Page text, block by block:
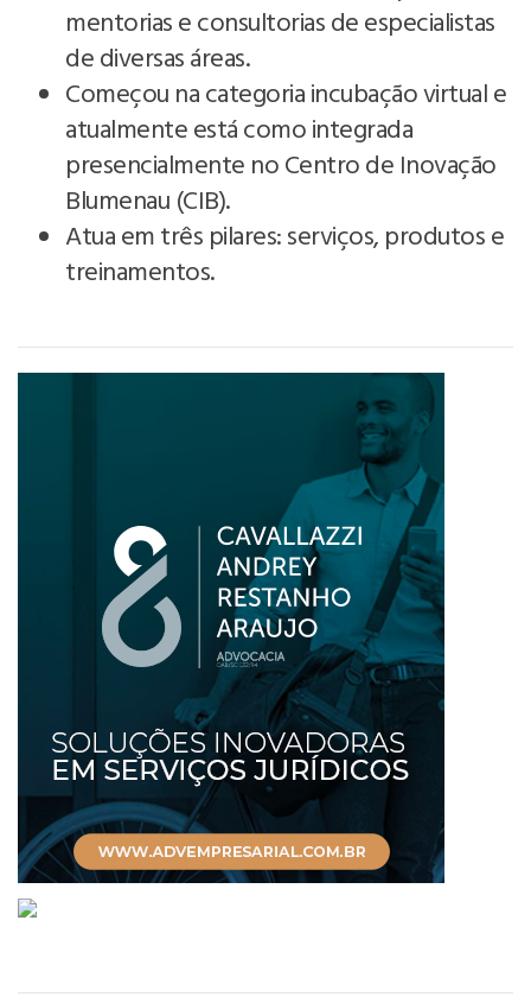
mentorias e consultorias de especialistas
de diversas áreas.
Começou na categoria incubação virtual e
atualmente está como integrada
presencialmente no Centro de Inovação
Blumenau (CIB).
Atua em três pilares: serviços, produtos e
treinamentos.